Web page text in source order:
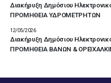
Διακήρυξη Δημόσιου
ΠΡΟΜΗΘΕΙΑ ΥΔΡΟΜΕΤΡΗΤΩΝ
Διακήρυξη Δημόσιου
ΠΡΟΜΗΘΕΙΑ ΒΑΝΩΝ &
12/05/2026